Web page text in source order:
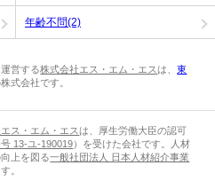
年齢不問(2)
営する株式会社エス・エム・エスは、東
式会社です。
ス・エム・エスは、厚生労働大臣の認可
13-ユ-190019）を受けた会社です。人材
上を図る一般社団法人 日本人材紹介事業
。